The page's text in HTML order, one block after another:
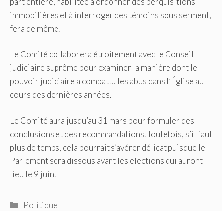
immobilières et à interroger des témoins sous serment,
fera de même.
Le Comité collaborera étroitement avec le Conseil
judiciaire suprême pour examiner la manière dont le
pouvoir judiciaire a combattu les abus dans l’Église au
cours des dernières années.
Le Comité aura jusqu’au 31 mars pour formuler des
conclusions et des recommandations. Toutefois, s’il faut
plus de temps, cela pourrait s’avérer délicat puisque le
Parlement sera dissous avant les élections qui auront
lieu le 9 juin.
Catégories
Politique